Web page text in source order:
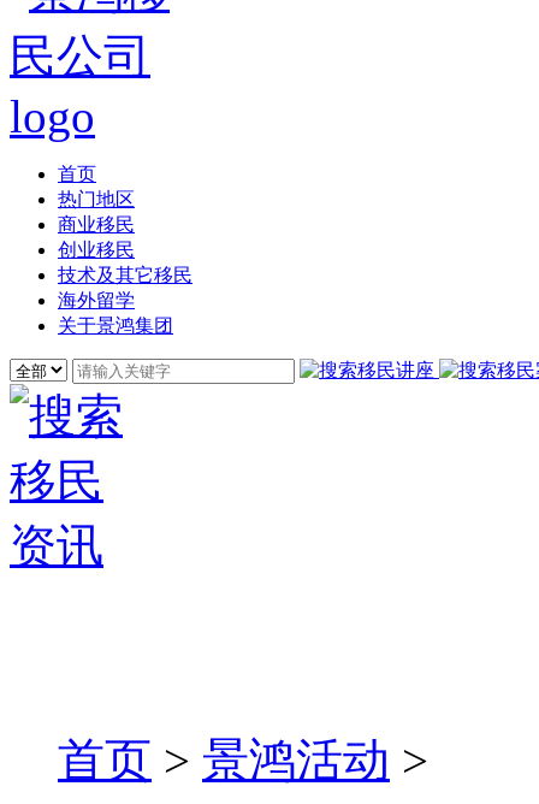
首页
热门地区
商业移民
创业移民
技术及其它移民
海外留学
关于景鸿集团
首页 > 景鸿活动 >